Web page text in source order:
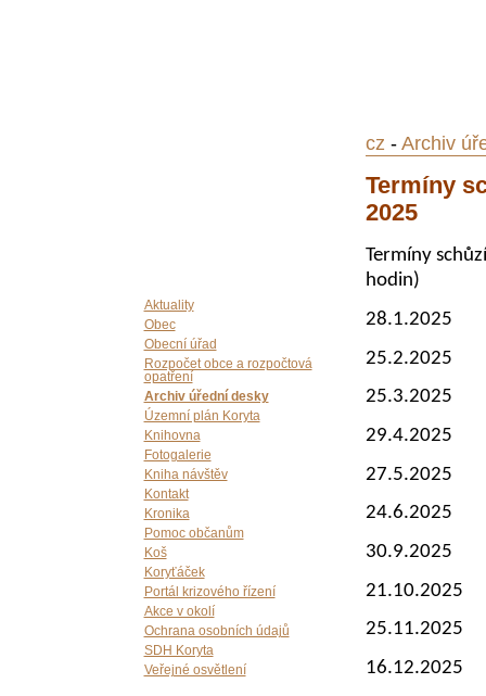
Aktuality
Obec
Obecní úřad
Rozpočet obce a rozpočtová
opatření
Archiv úřední desky
Územní plán Koryta
Knihovna
Fotogalerie
Kniha návštěv
Kontakt
Kronika
Pomoc občanům
Koš
Koryťáček
Portál krizového řízení
Akce v okolí
Ochrana osobních údajů
SDH Koryta
Veřejné osvětlení
cz - Archiv
Termíny
2025
Termíny
hodin)
28.1.2025
25.2.2025
25.3.2025
29.4.2025
27.5.2025
24.6.2025
30.9.2025
21.10.2025
25.11.2025
16.12.2025